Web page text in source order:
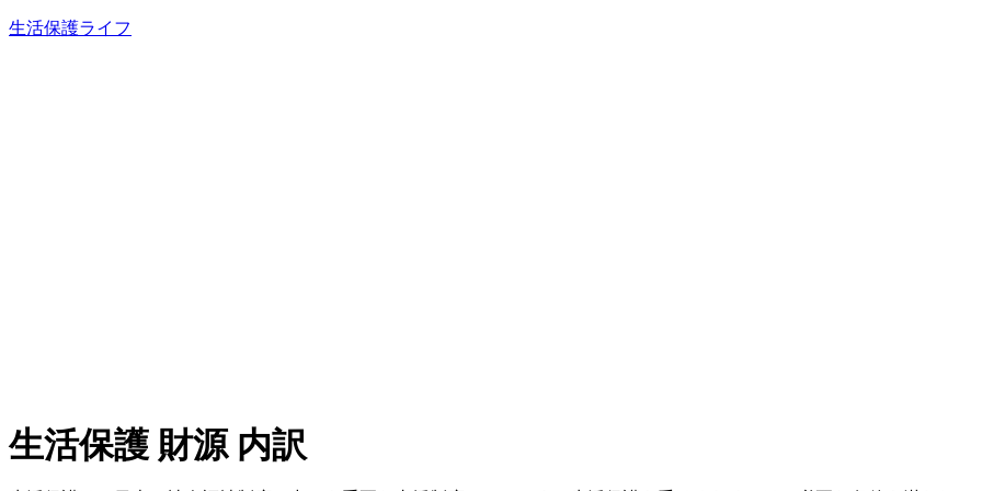
内
生活保護ライフ
生活保護 財源 内訳